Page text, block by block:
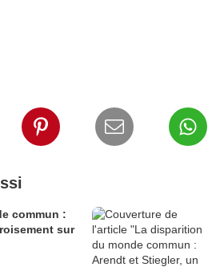
commun :
sur